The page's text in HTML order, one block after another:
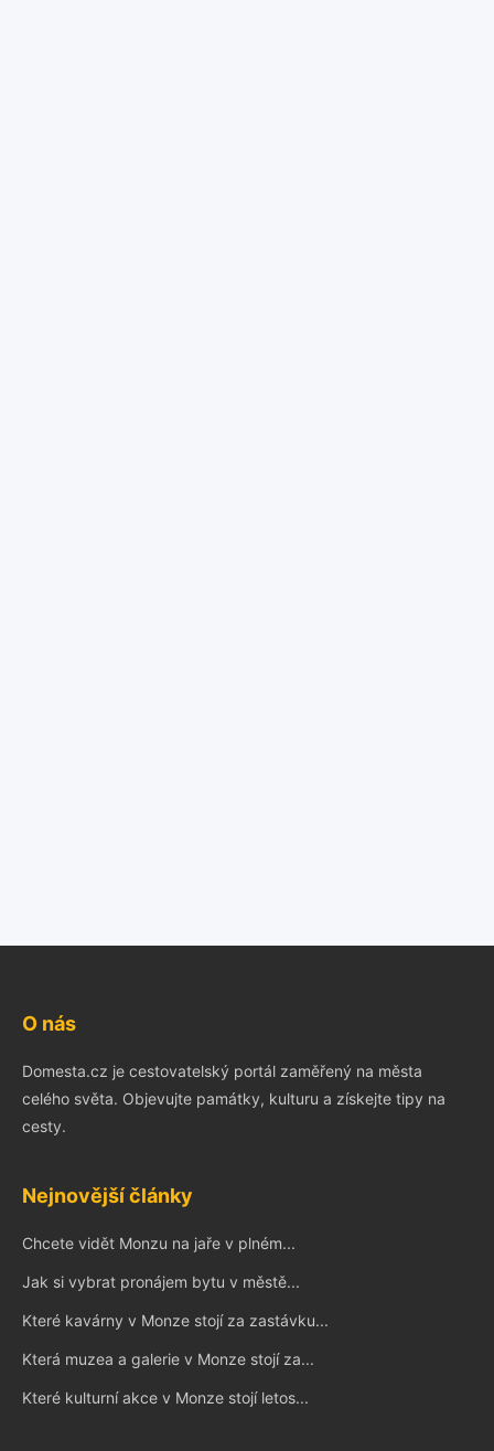
O nás
Domesta.cz je cestovatelský portál zaměřený na města
celého světa. Objevujte památky, kulturu a získejte tipy na
cesty.
Nejnovější články
Chcete vidět Monzu na jaře v plném...
Jak si vybrat pronájem bytu v městě...
Které kavárny v Monze stojí za zastávku...
Která muzea a galerie v Monze stojí za...
Které kulturní akce v Monze stojí letos...